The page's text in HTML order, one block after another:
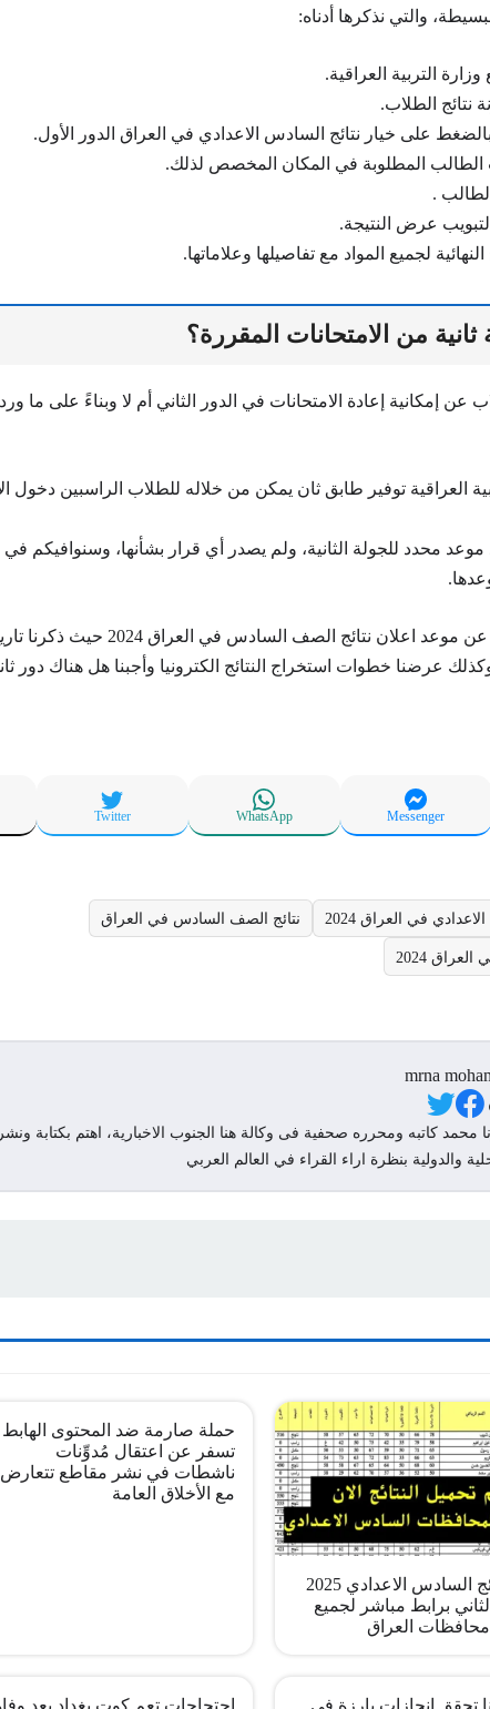
والتي نذكرها أدناه:
التربية العراقية.
نتائج الطلاب.
على خيار نتائج السادس الاعدادي في العراق الدور الأول.
الطالب المطلوبة في المكان المخصص لذلك.
.
عرض النتيجة.
لجميع المواد مع تفاصيلها وعلاماتها.
من الامتحانات المقررة؟
العراقية توفير طابق ثان يمكن من خلاله للطلاب الراسبين دخول
موعد محدد للجولة الثانية، ولم يصدر أي قرار بشأنها، وسنوافيكم
وصلنا إلى نهاية مقالنا عن موعد اعلان نتائج الصف
عرضنا خطوات استخراج النتائج الكترونيا وأجبنا هل هناك دور
Messenger
WhatsApp
Twitter
في العراق 2024 نتائج الصف السادس في العراق
2024
mrna
Social
محمد كاتبه ومحرره صحفية فى وكالة هنا الجنوب الاخبارية، اهتم بكتابة ونشر
والدولية بنظرة اراء القراء في العالم العربي
pdf نتائج السادس الاعدادي 2025
برابط مباشر لجميع
العراق
حملة صارمة ضد المحتوى الهابط
تسفر عن اعتقال مُدوِّنات
ناشطات في نشر مقاطع تتعارض
مع الأخلاق العامة